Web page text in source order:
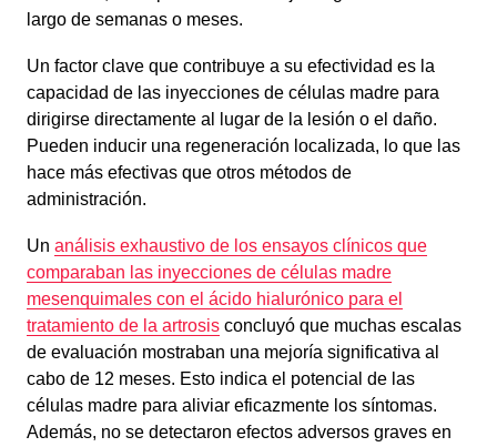
largo de semanas o meses.
Un factor clave que contribuye a su efectividad es la
capacidad de las inyecciones de células madre para
dirigirse directamente al lugar de la lesión o el daño.
Pueden inducir una regeneración localizada, lo que las
hace más efectivas que otros métodos de
administración.
Un análisis exhaustivo de los ensayos clínicos que
comparaban las inyecciones de células madre
mesenquimales con el ácido hialurónico para el
tratamiento de la artrosis concluyó que muchas escalas
de evaluación mostraban una mejoría significativa al
cabo de 12 meses. Esto indica el potencial de las
células madre para aliviar eficazmente los síntomas.
Además, no se detectaron efectos adversos graves en